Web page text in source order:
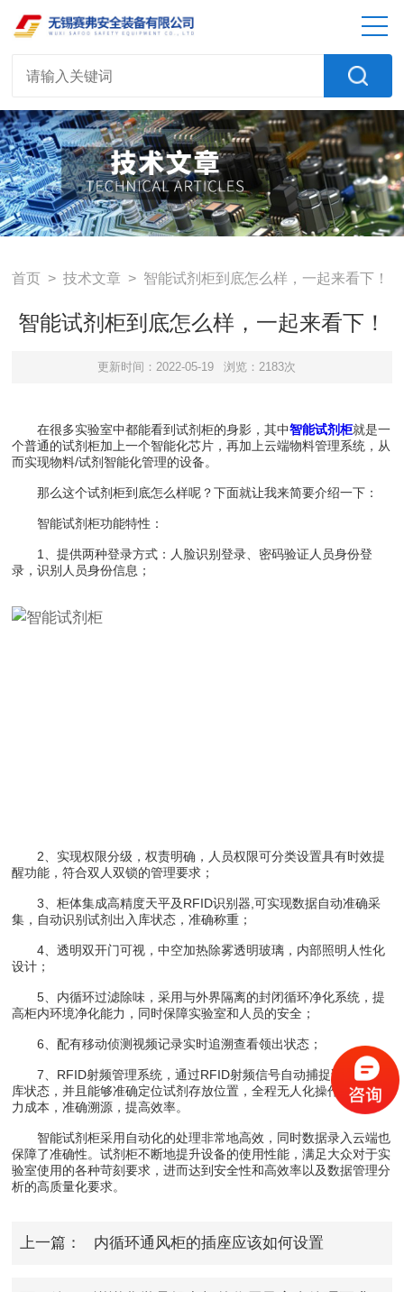
首页 >技术文章 > 智能试剂柜到底怎么样，一起来看下！
智能试剂柜到底怎么样，一起来看下！
更新时间：2022-05-19 浏览：2183次
在很多实验室中都能看到试剂柜的身影，其中智能试剂柜就是一
个普通的试剂柜加上一个智能化芯片，再加上云端物料管理系统，从
而实现物料/试剂智能化管理的设备。
那么这个试剂柜到底怎么样呢？下面就让我来简要介绍一下：
智能试剂柜功能特性：
1、提供两种登录方式：人脸识别登录、密码验证人员身份登
录，识别人员身份信息；
2、实现权限分级，权责明确，人员权限可分类设置具有时效提
醒功能，符合双人双锁的管理要求；
3、柜体集成高精度天平及RFID识别器,可实现数据自动准确采
集，自动识别试剂出入库状态，准确称重；
4、透明双开门可视，中空加热除雾透明玻璃，内部照明人性化
设计；
5、内循环过滤除味，采用与外界隔离的封闭循环净化系统，提
高柜内环境净化能力，同时保障实验室和人员的安全；
6、配有移动侦测视频记录实时追溯查看领出状态；
7、RFID射频管理系统，通过RFID射频信号自动捕捉试剂出入
库状态，并且能够准确定位试剂存放位置，全程无人化操作，节省人
力成本，准确溯源，提高效率。
智能试剂柜采用自动化的处理非常地高效，同时数据录入云端也
保障了准确性。试剂柜不断地提升设备的使用性能，满足大众对于实
验室使用的各种苛刻要求，进而达到安全性和高效率以及数据管理分
析的高质量化要求。
上一篇： 内循环通风柜的插座应该如何设置